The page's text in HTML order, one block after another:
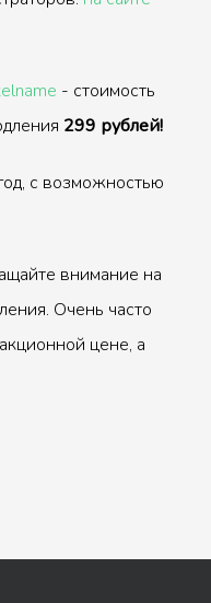
- стоимость
299 рублей!
с возможностью
внимание на
Очень часто
цене, а